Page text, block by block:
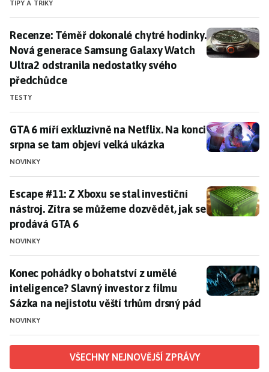
TIPY A TRIKY
Recenze: Téměř dokonalé chytré hodinky. Nová
Recenze: Téměř dokonalé chytré hodinky.
Nová generace Samsung Galaxy Watch
Ultra2 odstranila nedostatky svého
předchůdce
TESTY
GTA 6 míří exkluzivně na Netflix. Na konci srpna se
GTA 6 míří exkluzivně na Netflix. Na konci
srpna se tam objeví velká ukázka
NOVINKY
Escape #11: Z Xboxu se stal investiční nástroj. Zítra
Escape #11: Z Xboxu se stal investiční
nástroj. Zítra se můžeme dozvědět, jak se
prodává GTA 6
NOVINKY
Konec pohádky o bohatství z umělé inteligence?
Konec pohádky o bohatství z umělé
inteligence? Slavný investor z filmu
Sázka na nejistotu věští trhům drsný pád
NOVINKY
VŠECHNY NEJNOVĚJŠÍ ZPRÁVY